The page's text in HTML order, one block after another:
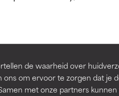
de waarheid over
ons om ervoor te zorgen dat je
met onze partners
BACK TO
irriterend maar kan esthetische,
irriterend maar kan esthetische,